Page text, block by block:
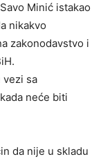
Minić istakao
nikakvo
zakonodavstvo i
vezi sa
neće biti
da nije u skladu